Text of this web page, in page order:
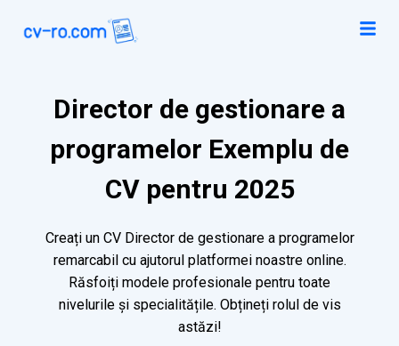
Director de gestionare a
programelor Exemplu de
CV pentru 2025
Creați un CV Director de gestionare a programelor
remarcabil cu ajutorul platformei noastre online.
Răsfoiți modele profesionale pentru toate
nivelurile și specialitățile. Obțineți rolul de vis
astăzi!